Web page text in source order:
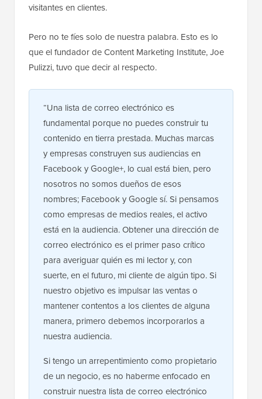
visitantes en clientes.
Pero no te fíes solo de nuestra palabra. Esto es lo
que el fundador de Content Marketing Institute, Joe
Pulizzi, tuvo que decir al respecto.
“Una lista de correo electrónico es
fundamental porque no puedes construir tu
contenido en tierra prestada. Muchas marcas
y empresas construyen sus audiencias en
Facebook y Google+, lo cual está bien, pero
nosotros no somos dueños de esos
nombres; Facebook y Google sí. Si pensamos
como empresas de medios reales, el activo
está en la audiencia. Obtener una dirección de
correo electrónico es el primer paso crítico
para averiguar quién es mi lector y, con
suerte, en el futuro, mi cliente de algún tipo. Si
nuestro objetivo es impulsar las ventas o
mantener contentos a los clientes de alguna
manera, primero debemos incorporarlos a
nuestra audiencia.
Si tengo un arrepentimiento como propietario
de un negocio, es no haberme enfocado en
construir nuestra lista de correo electrónico